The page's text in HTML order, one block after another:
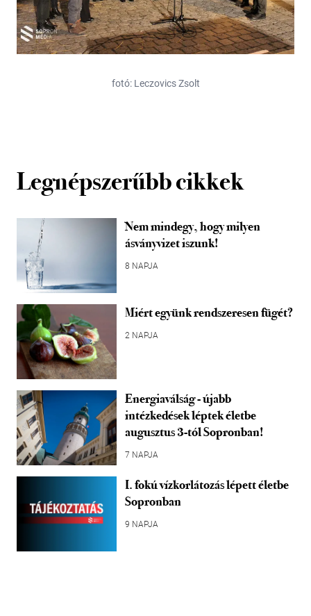
fotó: Leczovics Zsolt
Legnépszerűbb cikkek
Nem mindegy, hogy milyen
ásványvizet iszunk!
8 NAPJA
Miért együnk rendszeresen fügét?
2 NAPJA
Energiaválság - újabb
intézkedések léptek életbe
augusztus 3-tól Sopronban!
7 NAPJA
I. fokú vízkorlátozás lépett életbe
Sopronban
9 NAPJA